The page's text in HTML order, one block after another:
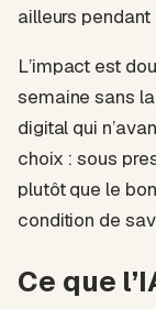
ailleurs
L’impact est
semaine sans
digital qui
choix : sous
plutôt que le
condition de
Ce que